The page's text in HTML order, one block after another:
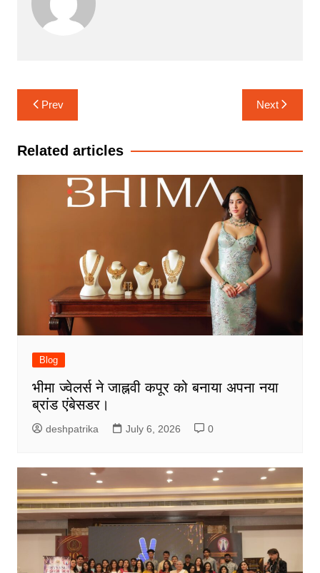
Post
navigation
Prev Next
Related articles
Blog
भीमा ज्वेलर्स ने जाह्नवी कपूर को बनाया अपना नया
ब्रांड एंबेसडर।
deshpatrika July 6, 2026 0